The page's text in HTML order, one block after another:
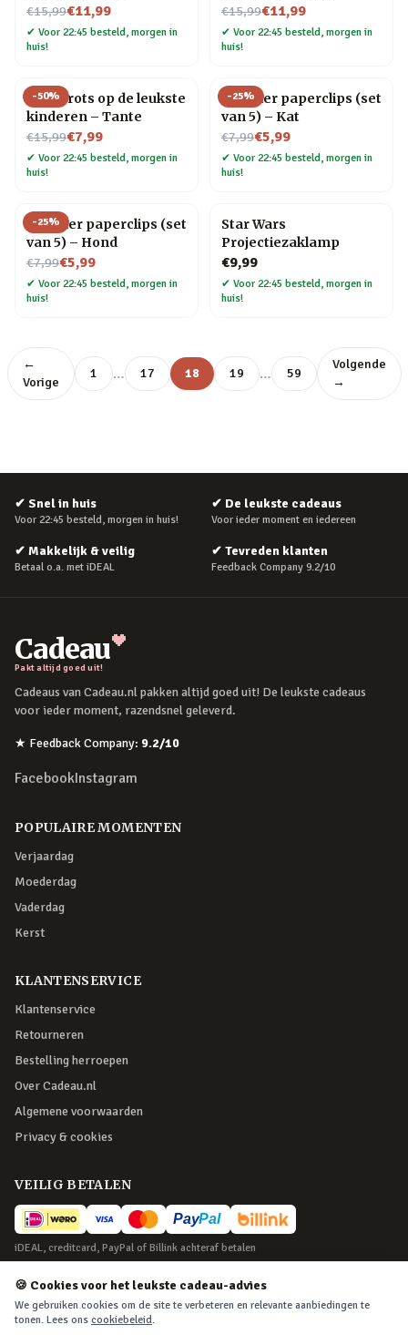
€15,99
Nu voor€11,99
✔ Voor 22:45 besteld, morgen in
huis!
€15,99
Nu voor€11,99
✔ Voor 22:45 besteld, morgen in
huis!
-50%
Mok Trots op de leukste
kinderen – Tante
€15,99
Nu voor€7,99
✔ Voor 22:45 besteld, morgen in
huis!
-25%
Huisdier paperclips (set
van 5) – Kat
€7,99
Nu voor€5,99
✔ Voor 22:45 besteld, morgen in
huis!
-25%
Huisdier paperclips (set
van 5) – Hond
€7,99
Nu voor€5,99
✔ Voor 22:45 besteld, morgen in
huis!
Star Wars
Projectiezaklamp
€9,99
✔ Voor 22:45 besteld, morgen in
huis!
←
Vorige
1 … 17 18 19 … 59
Volgende
→
✔ Snel in huis
Voor 22:45 besteld, morgen in huis!
✔ De leukste cadeaus
Voor ieder moment en iedereen
✔ Makkelijk & veilig
Betaal o.a. met iDEAL
✔ Tevreden klanten
Feedback Company 9.2/10
Cadeau
Pakt altijd goed uit!
Cadeaus van Cadeau.nl pakken altijd goed uit! De leukste cadeaus
voor ieder moment, razendsnel geleverd.
★ Feedback Company: 9.2/10
FacebookInstagram
POPULAIRE MOMENTEN
Verjaardag
Moederdag
Vaderdag
Kerst
KLANTENSERVICE
Klantenservice
Retourneren
Bestelling herroepen
Over Cadeau.nl
Algemene voorwaarden
Privacy & cookies
VEILIG BETALEN
iDEAL, creditcard, PayPal of Billink achteraf betalen
BEZORGING
Voor 22:45 besteld, morgen in huis. Tot 365 dagen retourneren.
🍪 Cookies voor het leukste cadeau-advies
We gebruiken cookies om de site te verbeteren en relevante aanbiedingen te
tonen. Lees ons cookiebeleid.